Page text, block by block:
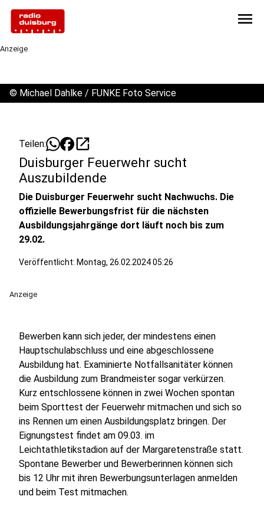
menu
Anzeige
© Michael Dahlke / FUNKE Foto Service
Teilen: open_in_new
Duisburger Feuerwehr sucht
Auszubildende
Die Duisburger Feuerwehr sucht Nachwuchs. Die
offizielle Bewerbungsfrist für die nächsten
Ausbildungsjahrgänge dort läuft noch bis zum
29.02.
Veröffentlicht: Montag, 26.02.2024 05:26
Anzeige
Bewerben kann sich jeder, der mindestens einen
Hauptschulabschluss und eine abgeschlossene
Ausbildung hat. Examinierte Notfallsanitäter können
die Ausbildung zum Brandmeister sogar verkürzen.
Kurz entschlossene können in zwei Wochen spontan
beim Sporttest der Feuerwehr mitmachen und sich so
ins Rennen um einen Ausbildungsplatz bringen. Der
Eignungstest findet am 09.03. im
Leichtathletikstadion auf der Margaretenstraße statt.
Spontane Bewerber und Bewerberinnen können sich
bis 12 Uhr mit ihren Bewerbungsunterlagen anmelden
und beim Test mitmachen.